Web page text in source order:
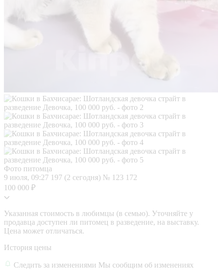
Фото питомца
9 июля, 09:27 197 (2 сегодня) № 123 172
100 000 ₽
Указанная стоимость в любимцы (в семью). Уточняйте у
продавца доступен ли питомец в разведение, на выставку.
Цена может отличаться.
История цены
Следить за изменениями Мы сообщим об изменениях